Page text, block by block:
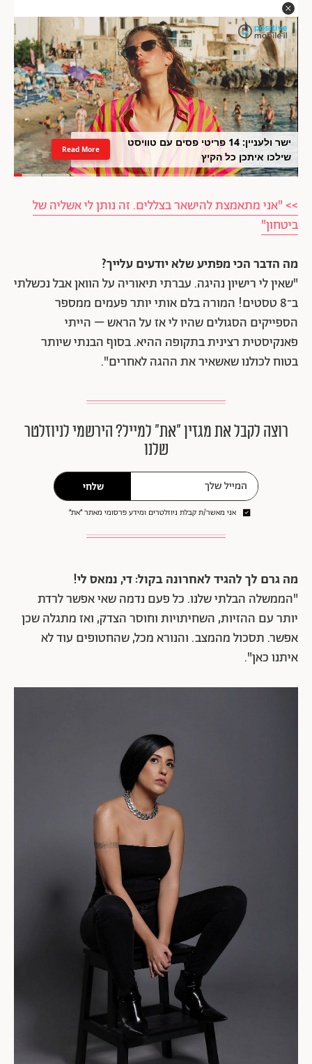
ישר ולעניין: 14 פריטי פסים עם טוויסט
שילכו איתכן כל הקיץ
Read More
>> "אני מתאמצת להישאר בצללים. זה נותן לי אשליה של
ביטחון"
מה הדבר הכי מפתיע שלא יודעים עלייך?
"שאין לי רישיון נהיגה. עברתי תיאוריה על הוואן אבל נכשלתי
ב־8 טסטים! המורה בלם אותי יותר פעמים ממספר
הספייקים הסגולים שהיו לי אז על הראש – הייתי
פאנקיסטית רצינית בתקופה ההיא. בסוף הבנתי שיותר
בטוח לכולנו שאשאיר את ההגה לאחרים".
רוצה לקבל את מגזין ״את״ למייל? הירשמי לניוזלטר
שלנו
שלחי
אני מאשר/ת קבלת ניוזלטרים ומידע פרסומי מאתר ״את״
מה גרם לך להגיד לאחרונה בקול: די, נמאס לי!
"הממשלה הבלתי שלנו. כל פעם נדמה שאי אפשר לרדת
יותר עם ההזיות, השחיתויות וחוסר הצדק, ואז מתגלה שכן
אפשר. תסכול מהמצב. והנורא מכל, שהחטופים עוד לא
איתנו כאן".